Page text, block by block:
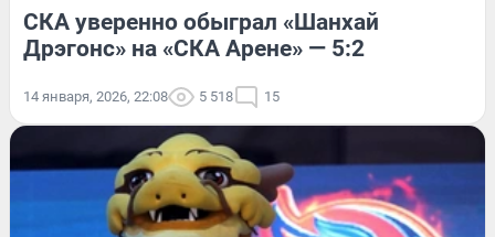
СКА уверенно обыграл «Шанхай
Дрэгонс» на «СКА Арене» — 5:2
14 января, 2026, 22:08 5 518 15